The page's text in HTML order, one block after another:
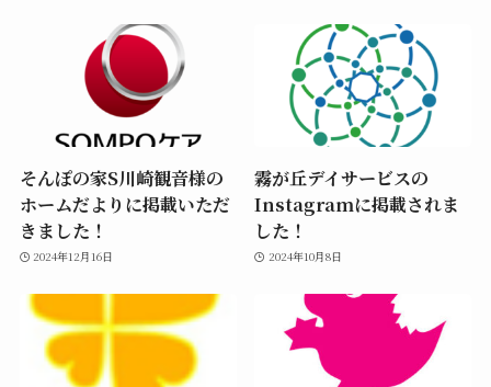
そんぽの家S川崎観音様の
ホームだよりに掲載いただ
きました！
2024年12月16日
霧が丘デイサービスの
Instagramに掲載されま
した！
2024年10月8日